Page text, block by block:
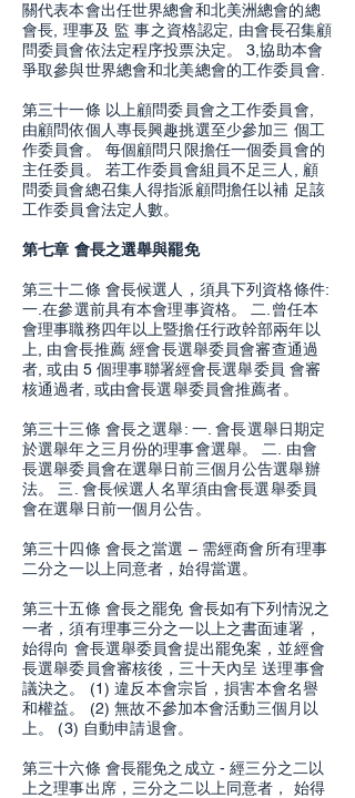
關代表本會出任世界總會和北美洲總會的總
會長, 理事及 監 事之資格認定, 由會長召集顧
問委員會依法定程序投票決定。 3,協助本會
爭取參與世界總會和北美總會的工作委員會.
第三十一條 以上顧問委員會之工作委員會,
由顧問依個人專長興趣挑選至少參加三 個工
作委員會。 每個顧問只限擔任一個委員會的
主任委員。 若工作委員會組員不足三人, 顧
問委員會總召集人得指派顧問擔任以補 足該
工作委員會法定人數。
第七章 會長之選舉與罷免
第三十二條 會長候選人，須具下列資格條件:
一.在參選前具有本會理事資格。 二.曾任本
會理事職務四年以上暨擔任行政幹部兩年以
上, 由會長推薦 經會長選舉委員會審查通過
者, 或由 5 個理事聯署經會長選舉委員 會審
核通過者, 或由會長選舉委員會推薦者。
第三十三條 會長之選舉: 一. 會長選舉日期定
於選舉年之三月份的理事會選舉。 二. 由會
長選舉委員會在選舉日前三個月公告選舉辦
法。 三. 會長候選人名單須由會長選舉委員
會在選舉日前一個月公告。
第三十四條 會長之當選 – 需經商會所有理事
二分之一以上同意者，始得當選。
第三十五條 會長之罷免 會長如有下列情況之
一者，須有理事三分之一以上之書面連署，
始得向 會長選舉委員會提出罷免案，並經會
長選舉委員會審核後，三十天內呈 送理事會
議決之。 (1) 違反本會宗旨，損害本會名譽
和權益。 (2) 無故不參加本會活動三個月以
上。 (3) 自動申請退會。
第三十六條 會長罷免之成立 - 經三分之二以
上之理事出席，三分之二以上同意者， 始得